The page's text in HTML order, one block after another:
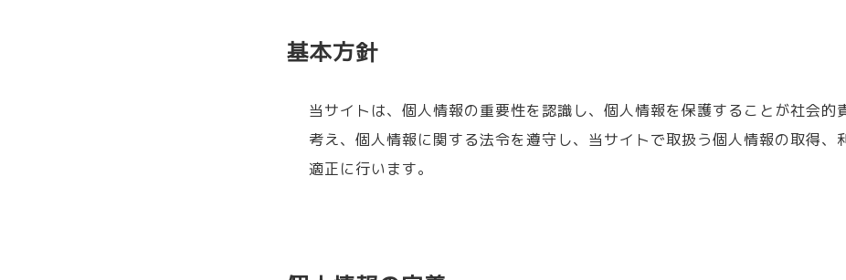
基本方針
当サイトは、個人情報の重要性を認識し、個人情報を保護することが社会的
考え、個人情報に関する法令を遵守し、当サイトで取扱う個人情報の取得、
適正に行います。